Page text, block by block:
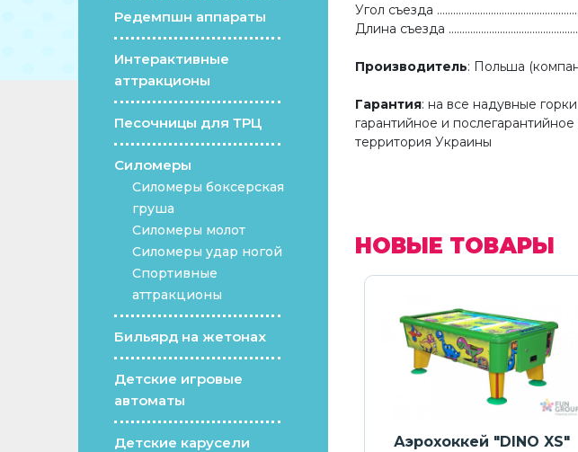
Редемпшн аппараты
Интерактивные
аттракционы
Песочницы для ТРЦ
Силомеры
Силомеры боксерская
груша
Силомеры молот
Силомеры удар ногой
Спортивные
аттракционы
Бильярд на жетонах
Детские игровые
автоматы
Детские карусели
Угол съезда
Длина съезда
Производитель: Польша
Гарантия: на все надувные
гарантийное и
территория Украины
НОВЫЕ ТОВАРЫ
Бассейн для шариков
Аэрохоккей "DINO XS"